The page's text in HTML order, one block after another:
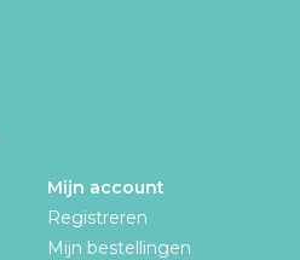
Mijn account
Registreren
Mijn bestellingen